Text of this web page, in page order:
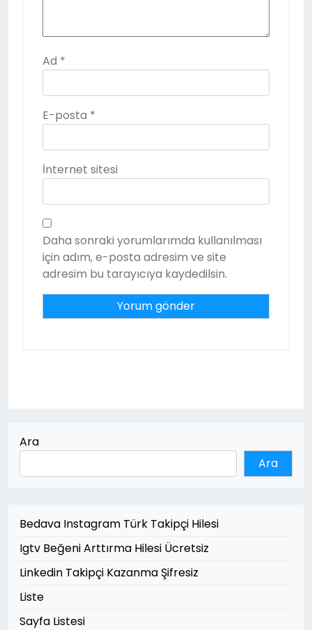
Ad *
E-posta *
İnternet sitesi
Daha sonraki yorumlarımda kullanılması
için adım, e-posta adresim ve site
adresim bu tarayıcıya kaydedilsin.
Ara
Ara
Bedava Instagram Türk Takipçi Hilesi
Igtv Beğeni Arttırma Hilesi Ücretsiz
Linkedin Takipçi Kazanma Şifresiz
Liste
Sayfa Listesi